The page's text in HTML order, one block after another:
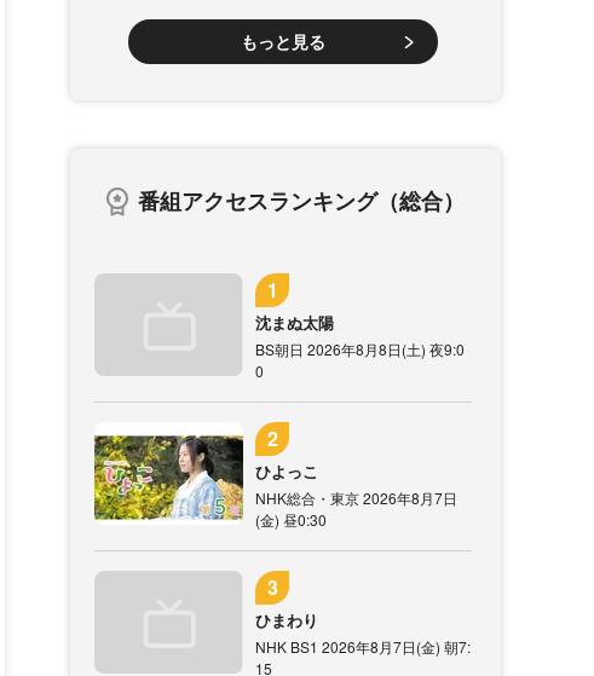
もっと見る
番組アクセスランキング（総合）
沈まぬ太陽
BS朝日 2026年8月8日(土) 夜9:0
0
ひよっこ
NHK総合・東京 2026年8月7日
(金) 昼0:30
ひまわり
NHK BS1 2026年8月7日(金) 朝7:
15